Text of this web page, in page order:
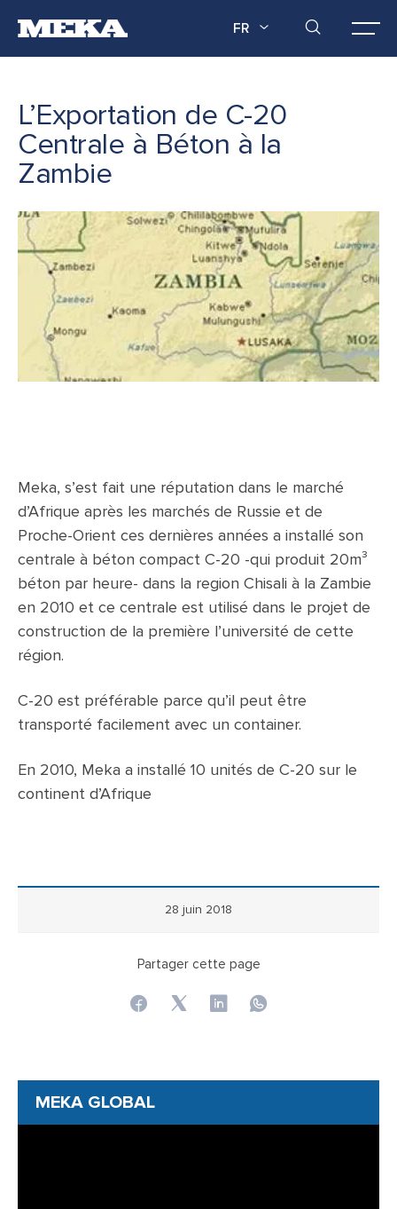
FR
L’Exportation de C-20
Centrale à Béton à la
Zambie
Meka, s’est fait une réputation dans le marché
d’Afrique après les marchés de Russie et de
Proche-Orient ces dernières années a installé son
centrale à béton compact C-20 -qui produit 20m³
béton par heure- dans la region Chisali à la Zambie
en 2010 et ce centrale est utilisé dans le projet de
construction de la première l’université de cette
région.
C-20 est préférable parce qu’il peut être
transporté facilement avec un container.
En 2010, Meka a installé 10 unités de C-20 sur le
continent d’Afrique
28 juin 2018
Partager cette page
MEKA GLOBAL